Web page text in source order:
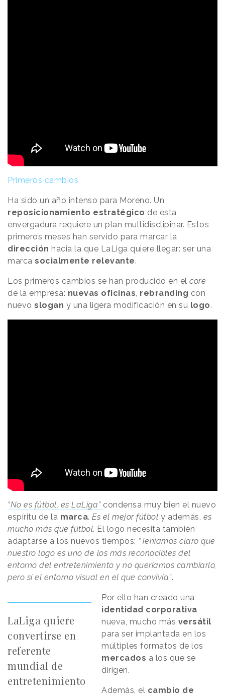
Primeros cambios
Ha sido un año intenso para Moreno. Un
reposicionamiento estratégico de esta
envergadura requiere un plan multidisclipinar. Estos
primeros meses han servido para marcar la
dirección hacia la que LaLiga quiere llegar: ser una
marca socialmente relevante.
Los primeros cambios se han producido en el core
de la empresa: nuevas oficinas, rebranding con
nuevo slogan y una ligera modificación en su logo.
“No es fútbol, es LaLiga” condensa muy bien el nuevo
espíritu de la marca. Es el mejor fútbol y además, es
mucho más que fútbol. El logo necesita también
adaptarse a los nuevos tiempos: “Teníamos claro que
nuestro logo es uno de los más reconocibles del
entorno del entretenimiento y no queríamos cambiarlo,
pero sí el entorno visual en el que convivía”.
LaLiga quiere
convertirse en
referente
mundial de
entretenimiento
Por ello han creado una
identidad corporativa
nueva, mucho más versátil
para ser implantada en los
múltiples formatos de los
mercados a los que se
dirigen.
Además, el cambio de